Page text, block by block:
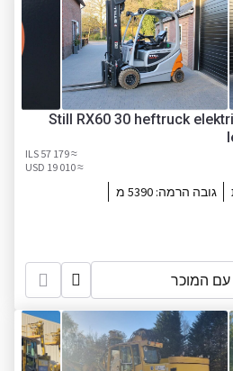
Still RX60 30 heftruck
≈ 57 179 ILS
≈ 19 010 USD
גובה הרמה: 5390 מ
עם המוכר